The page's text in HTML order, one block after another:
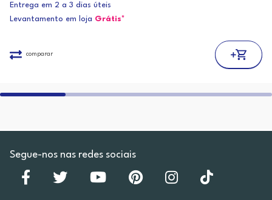
Entrega em 2 a 3 dias úteis
Levantamento em loja Grátis*
comparar
Segue-nos nas redes sociais